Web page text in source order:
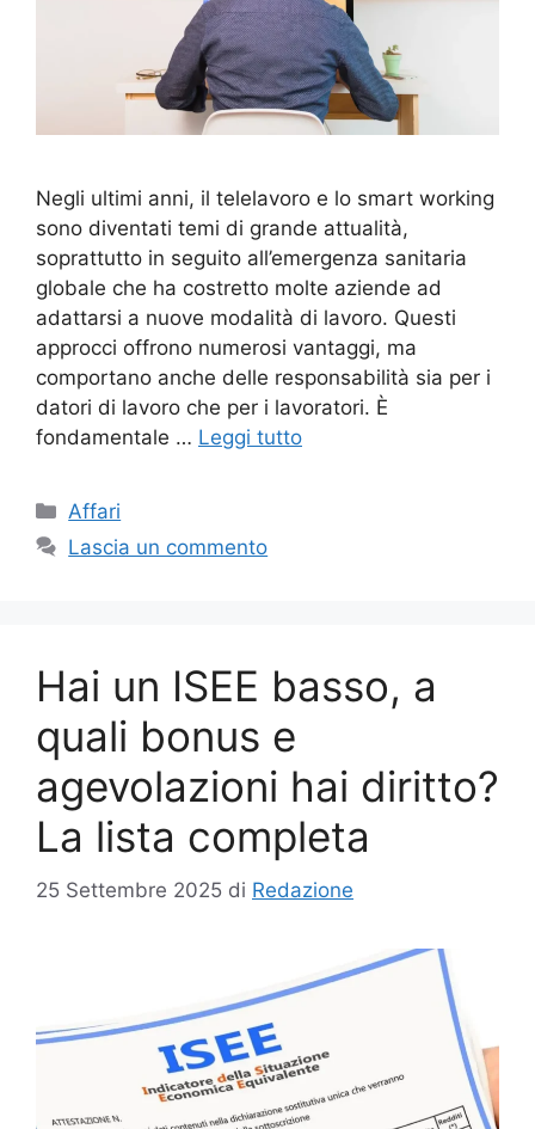
Negli ultimi anni, il telelavoro e lo smart working
sono diventati temi di grande attualità,
soprattutto in seguito all’emergenza sanitaria
globale che ha costretto molte aziende ad
adattarsi a nuove modalità di lavoro. Questi
approcci offrono numerosi vantaggi, ma
comportano anche delle responsabilità sia per i
datori di lavoro che per i lavoratori. È
fondamentale … Leggi tutto
Categorie
Affari
Lascia un commento
Hai un ISEE basso, a
quali bonus e
agevolazioni hai diritto?
La lista completa
25 Settembre 2025 di Redazione